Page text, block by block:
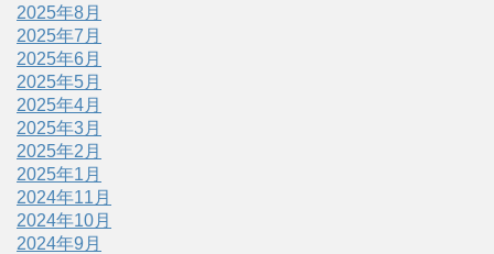
2025年8月
2025年7月
2025年6月
2025年5月
2025年4月
2025年3月
2025年2月
2025年1月
2024年11月
2024年10月
2024年9月